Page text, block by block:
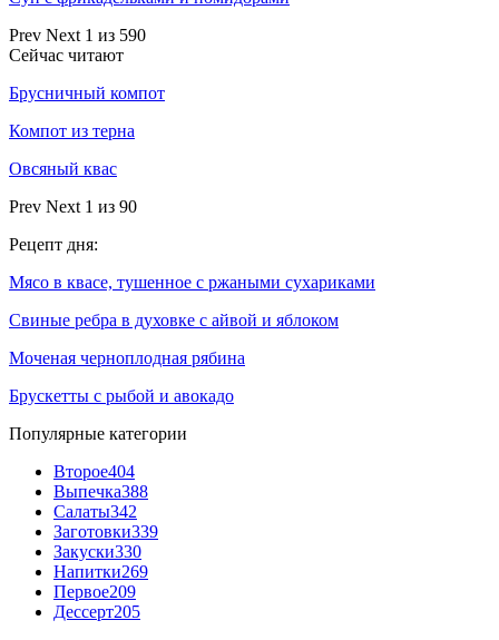
Prev Next 1 из 590
Сейчас читают
Брусничный компот
Компот из терна
Овсяный квас
Prev Next 1 из 90
Рецепт дня:
Мясо в квасе, тушенное с ржаными сухариками
Свиные ребра в духовке с айвой и яблоком
Моченая черноплодная рябина
Брускетты с рыбой и авокадо
Популярные категории
Второе404
Выпечка388
Салаты342
Заготовки339
Закуски330
Напитки269
Первое209
Дессерт205